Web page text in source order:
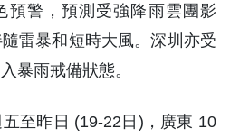
預警，預測受強降雨雲團影
雷暴和短時大風。深圳亦受
暴雨戒備狀態。
至昨日 (19-22日)，廣東 10